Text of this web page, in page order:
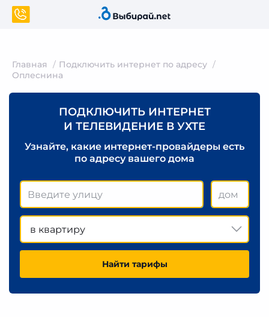
Главная
Подключить интернет по адресу
Оплеснина
ПОДКЛЮЧИТЬ ИНТЕРНЕТ
И ТЕЛЕВИДЕНИЕ В УХТЕ
Узнайте, какие интернет-провайдеры есть
по адресу вашего дома
в квартиру
Найти тарифы